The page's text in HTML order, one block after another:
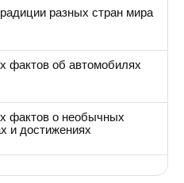
разных стран мира
фактов об автомобилях
фактов о необычных
и достижениях